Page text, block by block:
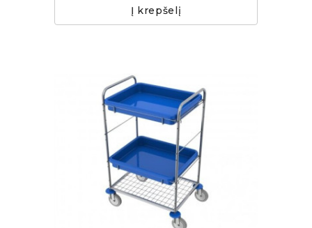
Į krepšelį